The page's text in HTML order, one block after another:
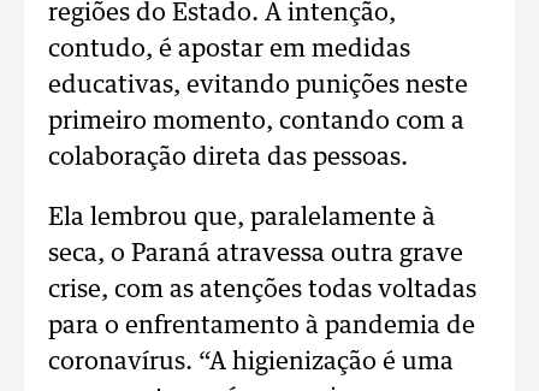
regiões do Estado. A intenção,
contudo, é apostar em medidas
educativas, evitando punições neste
primeiro momento, contando com a
colaboração direta das pessoas.
Ela lembrou que, paralelamente à
seca, o Paraná atravessa outra grave
crise, com as atenções todas voltadas
para o enfrentamento à pandemia de
coronavírus. “A higienização é uma